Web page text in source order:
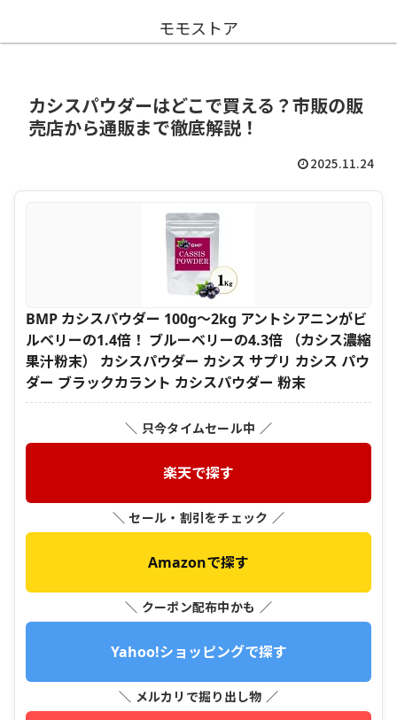
モモストア
カシスパウダーはどこで買える？市販の販
売店から通販まで徹底解説！
2025.11.24
BMP カシスパウダー 100g～2kg アントシアニンがビ
ルベリーの1.4倍！ ブルーベリーの4.3倍 （カシス濃縮
果汁粉末） カシスパウダー カシス サプリ カシス パウ
ダー ブラックカラント カシスパウダー 粉末
＼ 只今タイムセール中 ／
楽天で探す
＼ セール・割引をチェック ／
Amazonで探す
＼ クーポン配布中かも ／
Yahoo!ショッピングで探す
＼ メルカリで掘り出し物 ／